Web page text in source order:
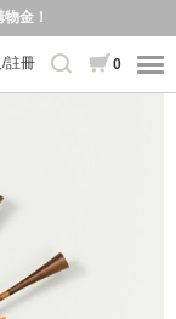
金！
註冊 0